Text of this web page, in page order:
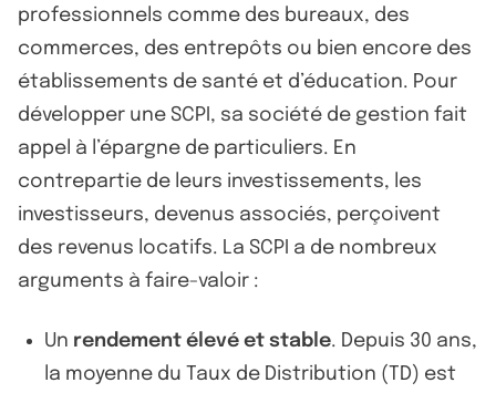
professionnels comme des bureaux, des
commerces, des entrepôts ou bien encore des
établissements de santé et d’éducation. Pour
développer une SCPI, sa société de gestion fait
appel à l’épargne de particuliers. En
contrepartie de leurs investissements, les
investisseurs, devenus associés, perçoivent
des revenus locatifs. La SCPI a de nombreux
arguments à faire-valoir :
Un rendement élevé et stable. Depuis 30 ans,
la moyenne du Taux de Distribution (TD) est